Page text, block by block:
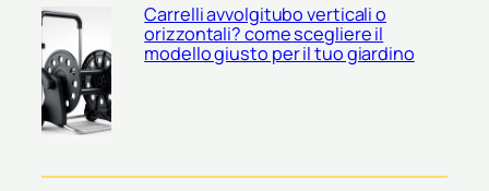
Carrelli avvolgitubo verticali o
orizzontali? come scegliere il
modello giusto per il tuo giardino